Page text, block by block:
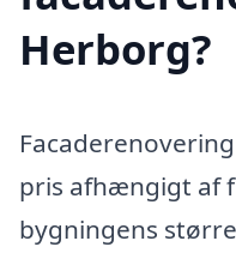
Herborg?
pris afhængigt af
bygningens